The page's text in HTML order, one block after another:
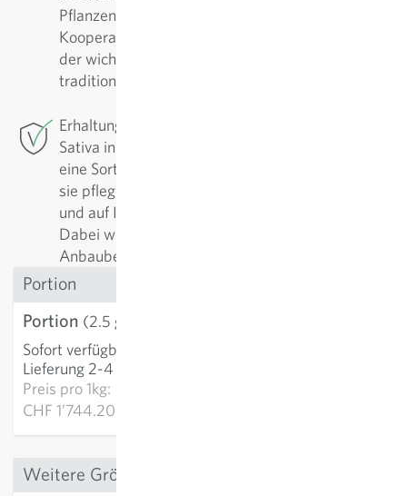
Pflanzensorten einsetzt. In langjähriger
Kooperation mit ProSpecieRara ist Sativa aktiv in
der wichtigen Erhaltung und Pflege dieser
traditionellen Sorten.
Erhaltungszüchtung: Für diese Sorte betreibt
Sativa in Rheinau die Erhaltungszüchtung. Um
eine Sorte in hoher Qualität zu sichern, muss man
sie pflegen. Regelmässig werden sie nachgebaut
und auf Ihre positiven Eigenschaften selektiert.
Dabei werden die Sorten fortlaufend den
Anbaubedingungen angepasst und verbessert.
Portion
Portion (2.5 g)
Sofort verfügbar
Lieferung 2-4 Tage
Preis pro1kg:
CHF 1’744.20
Weitere Grössen